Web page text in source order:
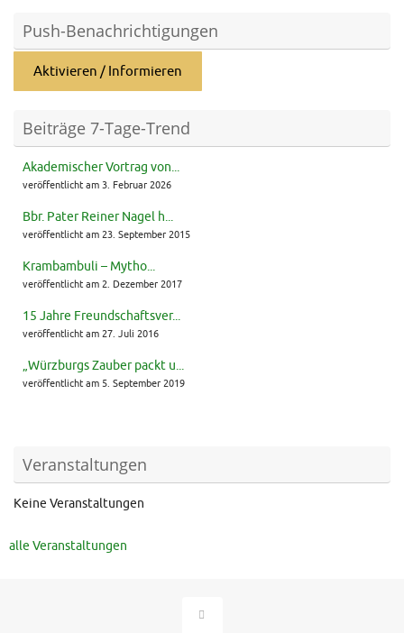
Push-Benachrichtigungen
Aktivieren / Informieren
Beiträge 7-Tage-Trend
Akademischer Vortrag von...
veröffentlicht am 3. Februar 2026
Bbr. Pater Reiner Nagel h...
veröffentlicht am 23. September 2015
Krambambuli – Mytho...
veröffentlicht am 2. Dezember 2017
15 Jahre Freundschaftsver...
veröffentlicht am 27. Juli 2016
„Würzburgs Zauber packt u...
veröffentlicht am 5. September 2019
Veranstaltungen
Keine Veranstaltungen
alle Veranstaltungen